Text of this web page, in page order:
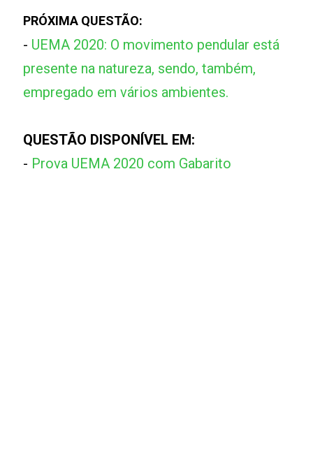
PRÓXIMA QUESTÃO:
- UEMA 2020: O movimento pendular está
presente na natureza, sendo, também,
empregado em vários ambientes.
QUESTÃO DISPONÍVEL EM:
- Prova UEMA 2020 com Gabarito